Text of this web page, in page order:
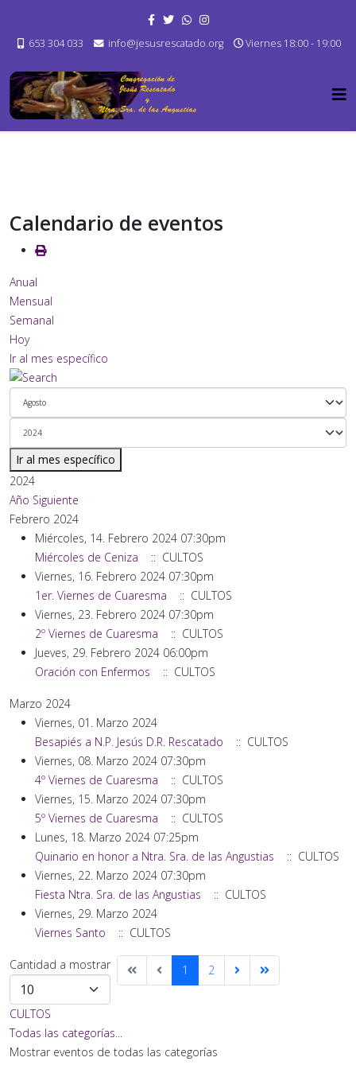
653 304 033 info@jesusrescatado.org Viernes 18:00 - 19:00
Calendario de eventos
Anual
Mensual
Semanal
Hoy
Ir al mes específico
Ir al mes específico
2024
Año Siguiente
Febrero 2024
Miércoles, 14. Febrero 2024 07:30pm
Miércoles de Ceniza
:: CULTOS
Viernes, 16. Febrero 2024 07:30pm
1er. Viernes de Cuaresma
:: CULTOS
Viernes, 23. Febrero 2024 07:30pm
2º Viernes de Cuaresma
:: CULTOS
Jueves, 29. Febrero 2024 06:00pm
Oración con Enfermos
:: CULTOS
Marzo 2024
Viernes, 01. Marzo 2024
Besapiés a N.P. Jesús D.R. Rescatado
:: CULTOS
Viernes, 08. Marzo 2024 07:30pm
4º Viernes de Cuaresma
:: CULTOS
Viernes, 15. Marzo 2024 07:30pm
5º Viernes de Cuaresma
:: CULTOS
Lunes, 18. Marzo 2024 07:25pm
Quinario en honor a Ntra. Sra. de las Angustias
:: CULTOS
Viernes, 22. Marzo 2024 07:30pm
Fiesta Ntra. Sra. de las Angustias
:: CULTOS
Viernes, 29. Marzo 2024
Viernes Santo
:: CULTOS
Lista
límites
de
paginación
Cantidad a mostrar 1 2
CULTOS
Todas las categorías...
Mostrar eventos de todas las categorías